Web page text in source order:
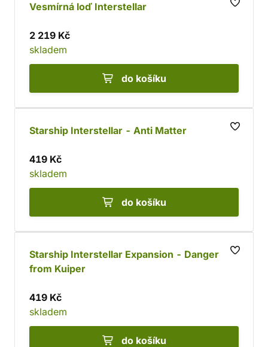
Vesmírná loď Interstellar
2 219 Kč
skladem
do košíku
Starship Interstellar - Anti Matter
419 Kč
skladem
do košíku
Starship Interstellar Expansion - Danger
from Kuiper
419 Kč
skladem
do košíku